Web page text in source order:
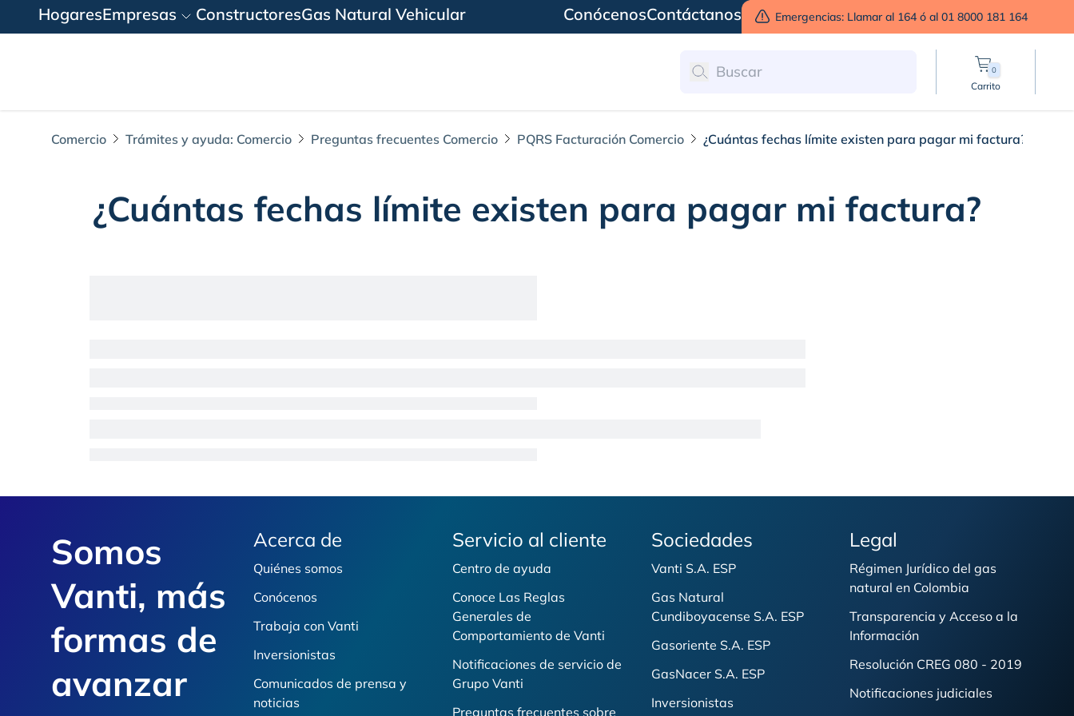
HogaresEmpresas ConstructoresGas Natural Vehicular ConócenosContáctanos Emergencias: Llamar al 164 ó al 01 8000 181 164
0
Carrito
Comercio Trámites y ayuda: Comercio Preguntas frecuentes Comercio PQRS Facturación Comercio ¿Cuántas fechas límite existen para pagar mi factura?
¿Cuántas fechas límite existen para pagar mi factura?
Somos
Vanti, más
formas de
avanzar
Acerca de
Quiénes somos
Conócenos
Trabaja con Vanti
Inversionistas
Comunicados de prensa y
noticias
Servicio al cliente
Centro de ayuda
Conoce Las Reglas
Generales de
Comportamiento de Vanti
Notificaciones de servicio de
Grupo Vanti
Preguntas frecuentes sobre
Sociedades
Vanti S.A. ESP
Gas Natural
Cundiboyacense S.A. ESP
Gasoriente S.A. ESP
GasNacer S.A. ESP
Inversionistas
Legal
Régimen Jurídico del gas
natural en Colombia
Transparencia y Acceso a la
Información
Resolución CREG 080 - 2019
Notificaciones judiciales